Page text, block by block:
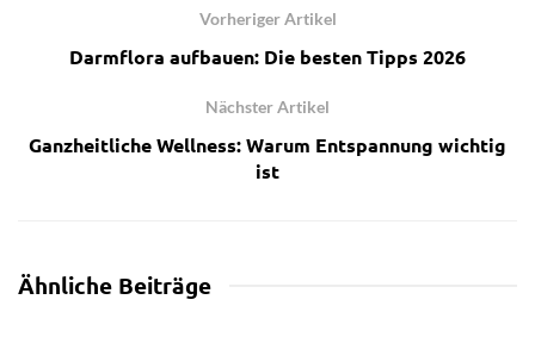
Vorheriger Artikel
Darmflora aufbauen: Die besten Tipps 2026
Nächster Artikel
Ganzheitliche Wellness: Warum Entspannung wichtig
ist
Ähnliche Beiträge